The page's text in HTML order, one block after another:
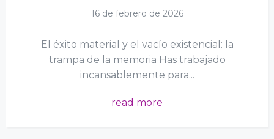
16 de febrero de 2026
El éxito material y el vacío existencial: la
trampa de la memoria Has trabajado
incansablemente para...
read more